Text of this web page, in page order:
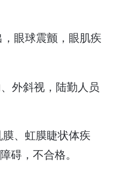
眼球震颤，眼肌疾
外斜视，陆勤人员
、虹膜睫状体疾
碍，不合格。